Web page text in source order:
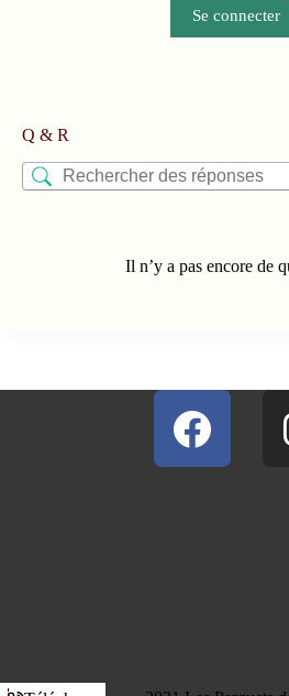
Se connecter
Q & R
Il n’y a pas encore de